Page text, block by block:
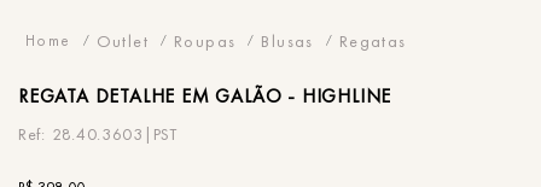
Outlet Roupas Blusas Regatas
REGATA DETALHE EM GALÃO - HIGHLINE
28.40.3603|PST